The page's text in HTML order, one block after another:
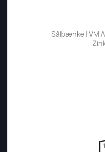
Sålbænke I VM